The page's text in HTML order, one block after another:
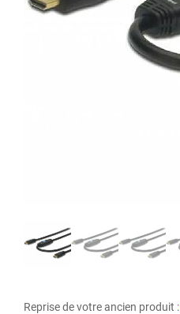
Reprise de votre ancien produit :